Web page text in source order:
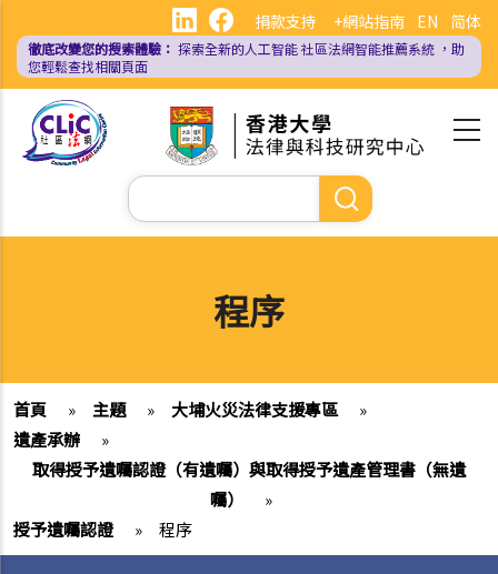
內
EN 简体
捐款支持 +網站指南
徹底改變您的搜索體驗： 探索全新的人工智能社區法網智能推薦系統 ，助
您輕鬆查找相關頁面
Search
程序
首頁 » 主題 » 大埔火災法律支援專區
»
遺產承辦
»
取得授予遺囑認證（有遺囑）與取得授予遺產管理書（無遺
囑）
»
授予遺囑認證
» 程序